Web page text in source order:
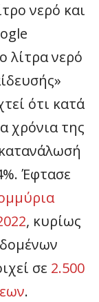
νερό και
λίτρα νερό
ότι κατά
χρόνια της
Έφτασε
, κυρίως
σε 2.500
.